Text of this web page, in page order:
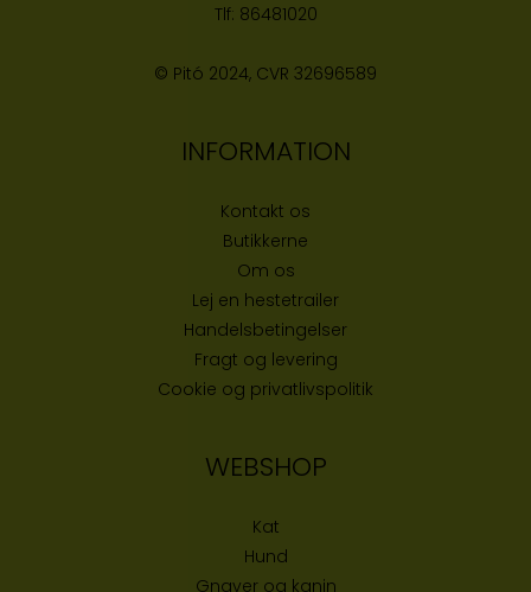
Tlf: 86481020
© Pitó 2024, CVR 32696589
INFORMATION
Kontakt os
Butikkerne
Om os
Lej en hestetrailer
Handelsbetingelser
Fragt og levering
Cookie og privatlivspolitik
WEBSHOP
Kat
Hund
Gnaver og kanin